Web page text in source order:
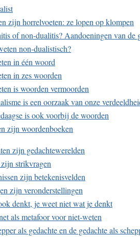
zijn horrelvoeten: ze lopen op klompen
of non-dualitis? Aandoeningen van de
non-dualistisch?
in één woord
in zes woorden
is woorden vermoorden
is een oorzaak van onze
is ook voorbij de woorden
zijn woordenboeken
zijn gedachtewerelden
strikvragen
zijn betekenisvelden
zijn veronderstellingen
denkt, je weet niet wat je denkt
als metafoor voor niet-weten
als gedachte en de gedachte als